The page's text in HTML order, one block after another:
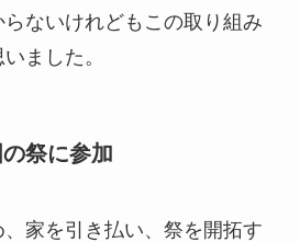
ないけれどもこの取り組み
ました。
祭に参加
家を引き払い、祭を開拓す